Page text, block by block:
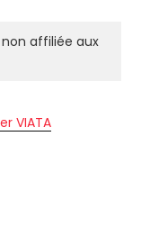
affiliée aux
VIATA